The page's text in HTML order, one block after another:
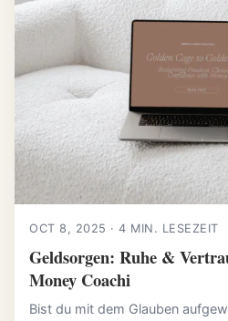
OCT 8, 2025 · 4 MIN. LESEZEIT
Geldsorgen: Ruhe &
Money Coachi
Bist du mit dem Glauben